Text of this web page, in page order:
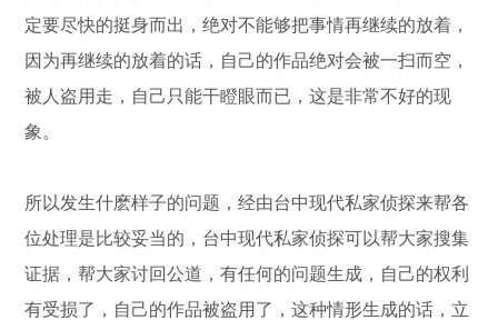
定要尽快的挺身而出，绝对不能够把事情再继续的放着，
因为再继续的放着的话，自己的作品绝对会被一扫而空，
被人盗用走，自己只能干瞪眼而已，这是非常不好的现
象。
所以发生什麽样子的问题，经由台中现代私家侦探来帮各
位处理是比较妥当的，台中现代私家侦探可以帮大家搜集
证据，帮大家讨回公道，有任何的问题生成，自己的权利
有受损了，自己的作品被盗用了，这种情形生成的话，立